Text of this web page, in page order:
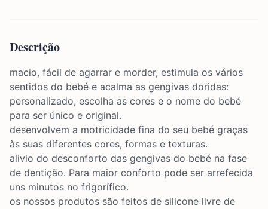
Descrição
macio, fácil de agarrar e morder, estimula os vários
sentidos do bebé e acalma as gengivas doridas:
personalizado, escolha as cores e o nome do bebé
para ser único e original.
desenvolvem a motricidade fina do seu bebé graças
às suas diferentes cores, formas e texturas.
alivio do desconforto das gengivas do bebé na fase
de dentição. Para maior conforto pode ser arrefecida
uns minutos no frigorífico.
os nossos produtos são feitos de silicone livre de